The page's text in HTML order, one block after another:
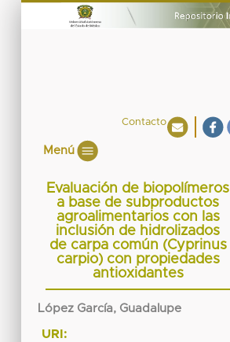
Contacto
Menú
Evaluación de biopolímeros
a base de subproductos
agroalimentarios con las
inclusión de hidrolizados
de carpa común (Cyprinus
carpio) con propiedades
antioxidantes
López García, Guadalupe
URI: